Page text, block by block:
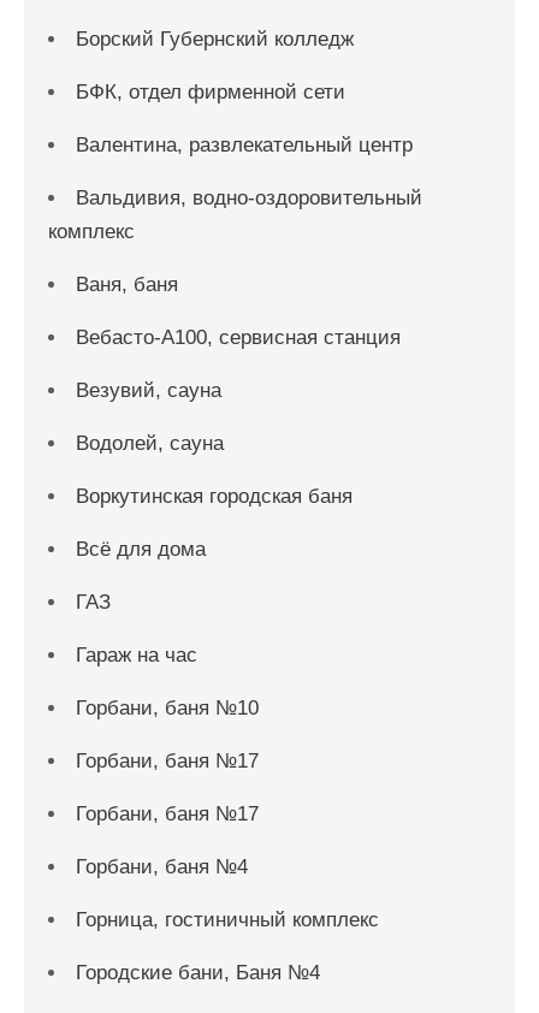
Борский Губернский колледж
БФК, отдел фирменной сети
Валентина, развлекательный центр
Вальдивия, водно-оздоровительный
комплекс
Ваня, баня
Вебасто-А100, сервисная станция
Везувий, сауна
Водолей, сауна
Воркутинская городская баня
Всё для дома
ГАЗ
Гараж на час
Горбани, баня №10
Горбани, баня №17
Горбани, баня №17
Горбани, баня №4
Горница, гостиничный комплекс
Городские бани, Баня №4